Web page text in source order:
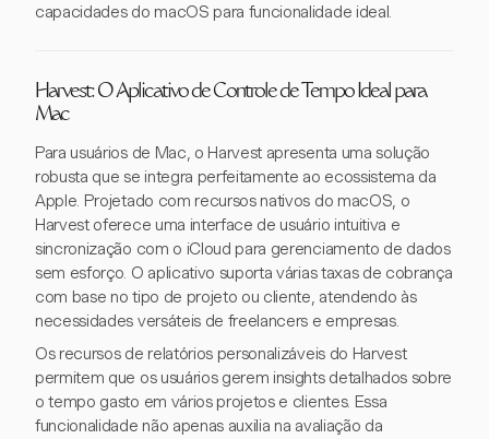
capacidades do macOS para funcionalidade ideal.
Harvest: O Aplicativo de Controle de Tempo Ideal para
Mac
Para usuários de Mac, o Harvest apresenta uma solução
robusta que se integra perfeitamente ao ecossistema da
Apple. Projetado com recursos nativos do macOS, o
Harvest oferece uma interface de usuário intuitiva e
sincronização com o iCloud para gerenciamento de dados
sem esforço. O aplicativo suporta várias taxas de cobrança
com base no tipo de projeto ou cliente, atendendo às
necessidades versáteis de freelancers e empresas.
Os recursos de relatórios personalizáveis do Harvest
permitem que os usuários gerem insights detalhados sobre
o tempo gasto em vários projetos e clientes. Essa
funcionalidade não apenas auxilia na avaliação da